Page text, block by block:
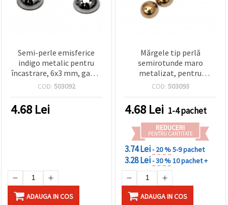
Semi-perle emisferice
indigo metalic pentru
încastrare, 6x3 mm, gaură
1 mm, set 50 buc
COD: 503092
4.68 Lei
ADAUGA IN COS
Mărgele tip perlă
semirotunde maro
metalizat, pentru
încastrare, 6x3 mm, gaură
COD: 503093
4.68 Lei 1-4 pachet
REDUCERI
PENTRU CANTITATE
3.74 Lei- 20 %5-9 pachet
3.28 Lei- 30 %10 pachet +
ADAUGA IN COS